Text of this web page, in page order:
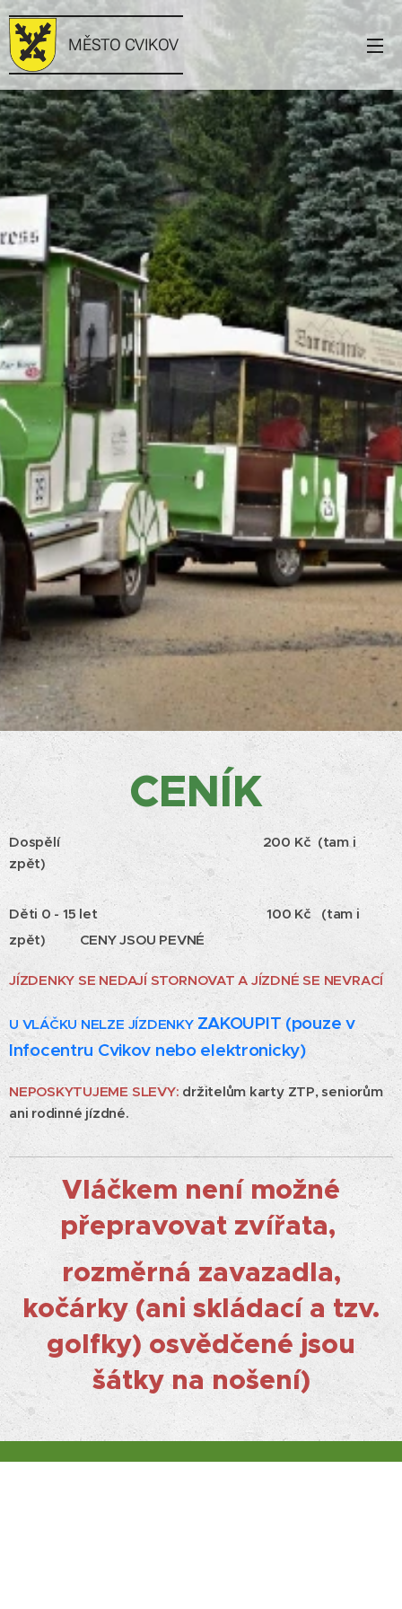
MĚSTO CVIKOV
CENÍK
Dospělí 200 Kč (tam i
zpět)
Děti 0 - 15 let 100 Kč (tam i
zpět) CENYJSOU PEVNÉ
JÍZDENKY SE NEDAJÍ STORNOVAT A JÍZDNÉ SE NEVRACÍ
U VLÁČKU NELZE JÍZDENKYZAKOUPIT (pouze v
Infocentru Cvikov nebo elektronicky)
NEPOSKYTUJEME SLEVY: držitelům karty ZTP, seniorům
ani rodinné jízdné.
Vláčkem není možné
přepravovat zvířata,
rozměrná zavazadla,
kočárky (ani skládací a tzv.
golfky) osvědčené jsou
šátky na nošení)